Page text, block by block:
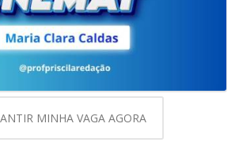
MINHA VAGA AGORA